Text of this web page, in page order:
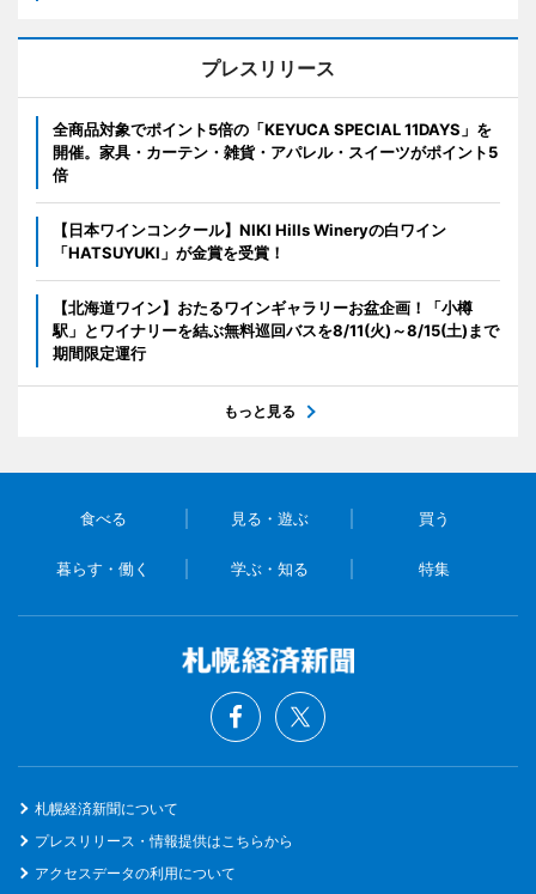
プレスリリース
全商品対象でポイント5倍の「KEYUCA SPECIAL 11DAYS」を
開催。家具・カーテン・雑貨・アパレル・スイーツがポイント5
倍
【日本ワインコンクール】NIKI Hills Wineryの白ワイン
「HATSUYUKI」が金賞を受賞！
【北海道ワイン】おたるワインギャラリーお盆企画！「小樽
駅」とワイナリーを結ぶ無料巡回バスを8/11(火)～8/15(土)まで
期間限定運行
もっと見る
食べる 見る・遊ぶ 買う
暮らす・働く 学ぶ・知る 特集
札幌経済新聞について
プレスリリース・情報提供はこちらから
アクセスデータの利用について